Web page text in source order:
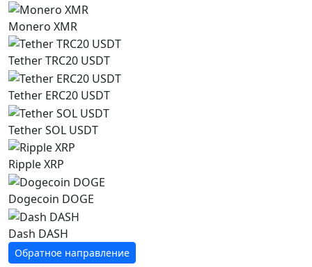
Monero XMR
Tether TRC20 USDT
Tether ERC20 USDT
Tether SOL USDT
Ripple XRP
Dogecoin DOGE
Dash DASH
Обратное направление